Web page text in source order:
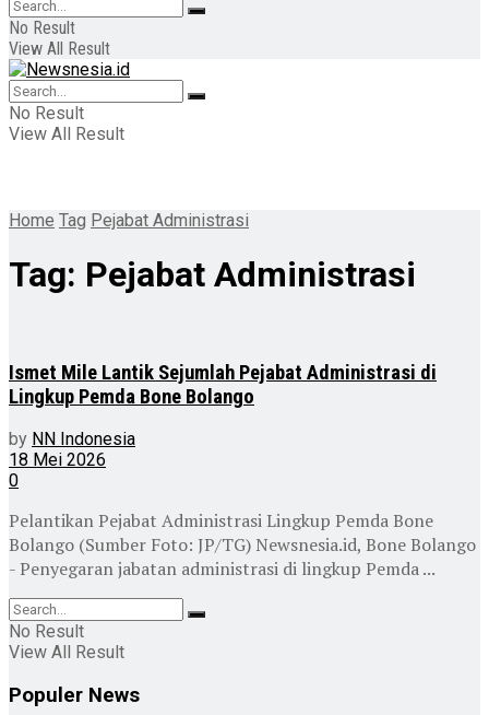
No Result
View All Result
No Result
View All Result
Home Tag Pejabat Administrasi
Tag: Pejabat Administrasi
Ismet Mile Lantik Sejumlah Pejabat Administrasi di
Lingkup Pemda Bone Bolango
by NN Indonesia
18 Mei 2026
0
Pelantikan Pejabat Administrasi Lingkup Pemda Bone
Bolango (Sumber Foto: JP/TG) Newsnesia.id, Bone Bolango
- Penyegaran jabatan administrasi di lingkup Pemda ...
No Result
View All Result
Populer News